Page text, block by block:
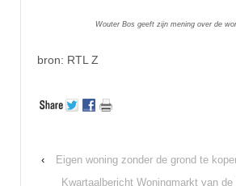
Wouter Bos geeft zijn mening over de
bron: RTL Z
‹
Eigen woning zonder de grond te
Kwartaalbericht Woningmarkt van